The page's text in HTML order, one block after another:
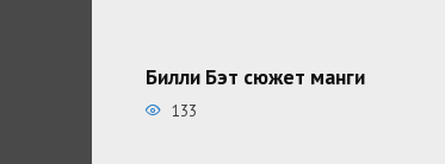
Билли Бэт сюжет манги
133